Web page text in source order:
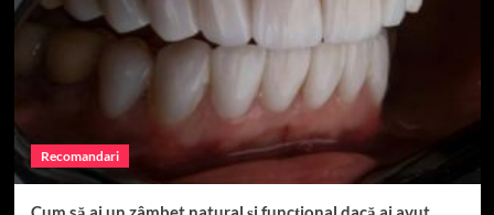
Recomandari